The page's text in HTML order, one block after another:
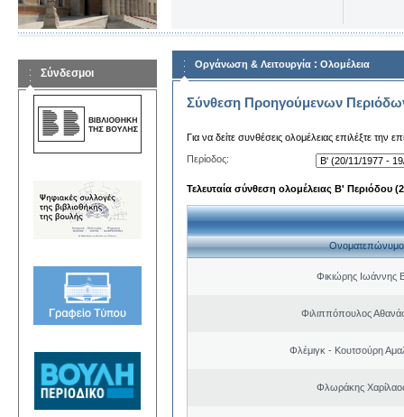
Σύνδεσμοι
Οργάνωση & Λειτουργία : Ολομέλεια
Σύνθεση Προηγούμενων
Για να δείτε συνθέσεις ολομέλειας επιλέξτε την
Περίοδος:
Τελευταία σύνθεση ολομέλειας Β' Περιόδου
Ονοματεπώνυμο
Φικιώρης Ιωάννης
Φιλιππόπουλος
Φλέμιγκ - Κουτσούρη
Φλωράκης